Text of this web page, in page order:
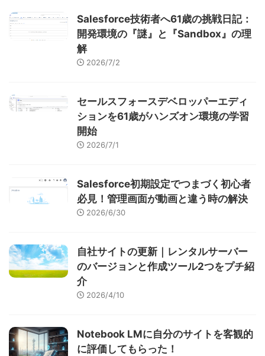
Salesforce技術者へ61歳の挑戦日記：
開発環境の『謎』と『Sandbox』の理
解
2026/7/2
セールスフォースデベロッパーエディ
ションを61歳がハンズオン環境の学習
開始
2026/7/1
Salesforce初期設定でつまづく初心者
必見！管理画面が動画と違う時の解決
2026/6/30
自社サイトの更新｜レンタルサーバー
のバージョンと作成ツール2つをプチ紹
介
2026/4/10
Notebook LMに自分のサイトを客観的
に評価してもらった！